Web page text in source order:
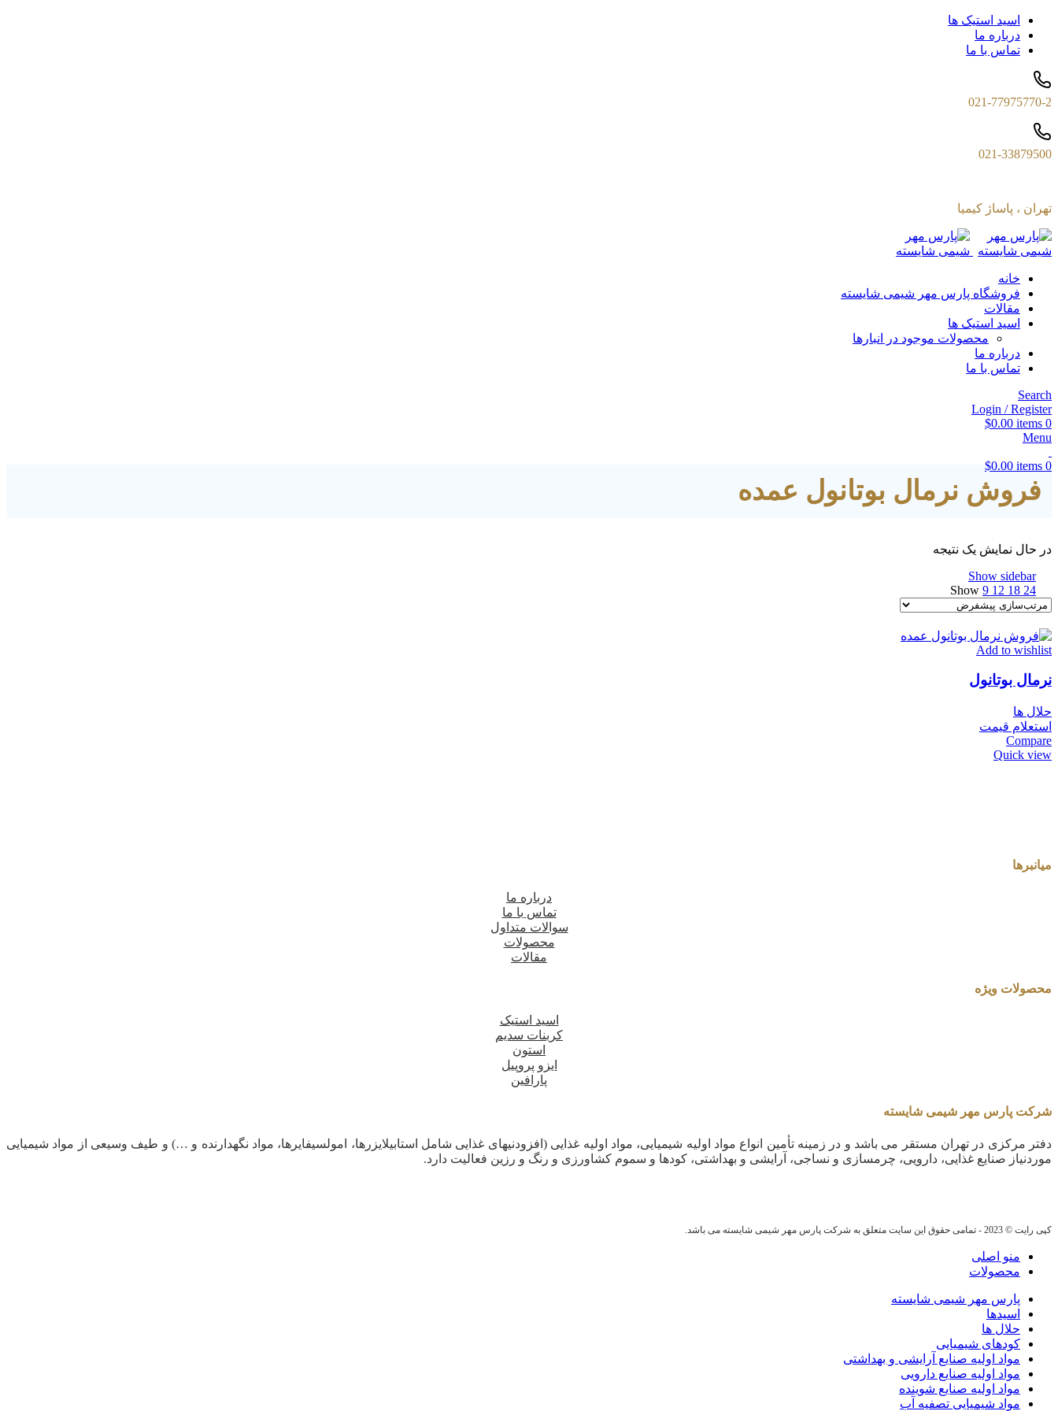
اسید استیک ها
درباره ما
تماس با ما
021-77975770-2
021-33879500
تهران ، پاساژ کیمیا
خانه
فروشگاه پارس مهر شیمی شایسته
مقالات
اسید استیک ها
محصولات موجود در انبارها
درباره ما
تماس با ما
Search
Login / Register
0
items
$0.00
Menu
0
items
$0.00
فروش نرمال بوتانول عمده
در حال نمایش یک نتیجه
Show sidebar
Show 9 12 18 24
Add to wishlist
نرمال بوتانول
حلال ها
استعلام قیمت
Compare
Quick view
میانبرها
درباره ما
تماس با ما
سوالات متداول
محصولات
مقالات
محصولات ویژه
اسید استیک
کربنات سدیم
استون
ایزو پروپیل
پارافین
شرکت پارس مهر شیمی شایسته
دفتر مرکزی در تهران مستقر می باشد و در زمینه تأمین انواع مواد اولیه شیمیایی، مواد اولیه غذایی (افزودنیهای غذایی شامل استابیلایزرها، امولسیفایرها، مواد نگهدارنده و …) و طیف وسیعی از مواد شیمیایی
موردنیاز صنایع غذایی، دارویی، چرمسازی و نساجی، آرایشی و بهداشتی، کودها و سموم کشاورزی و رنگ و رزین فعالیت دارد.
کپی رایت © 2023 - تمامی حقوق این سایت متعلق به شرکت پارس مهر شیمی شایسته می باشد.
منو اصلی
محصولات
پارس مهر شیمی شایسته
اسیدها
حلال ها
کودهای شیمیایی
مواد اولیه صنایع آرایشی و بهداشتی
مواد اولیه صنایع دارویی
مواد اولیه صنایع شوینده
مواد شیمیایی تصفیه آب